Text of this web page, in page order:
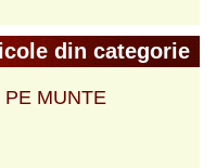
din categorie
MUNTE